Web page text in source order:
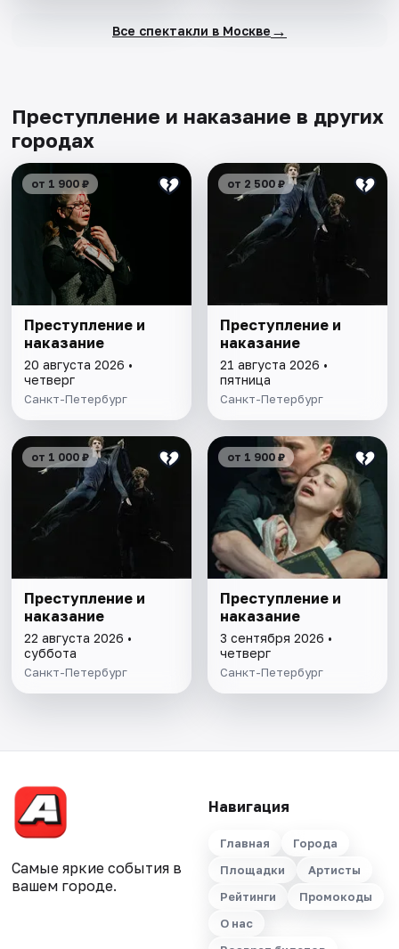
Все спектакли в Москве →
Преступление и наказание в других
городах
от 1 900 ₽
Преступление и
наказание
20 августа 2026 •
четверг
Санкт-Петербург
от 2 500 ₽
Преступление и
наказание
21 августа 2026 •
пятница
Санкт-Петербург
от 1 000 ₽
Преступление и
наказание
22 августа 2026 •
суббота
Санкт-Петербург
от 1 900 ₽
Преступление и
наказание
3 сентября 2026 •
четверг
Санкт-Петербург
Самые яркие события в
вашем городе.
Навигация
Главная
Города
Площадки
Артисты
Рейтинги
Промокоды
О нас